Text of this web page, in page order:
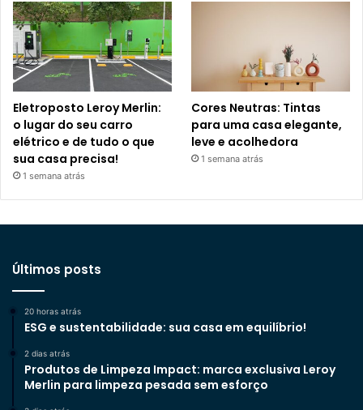
Eletroposto Leroy Merlin:
o lugar do seu carro
elétrico e de tudo o que
sua casa precisa!
1 semana atrás
Cores Neutras: Tintas
para uma casa elegante,
leve e acolhedora
1 semana atrás
Últimos posts
20 horas atrás
ESG e sustentabilidade: sua casa em equilíbrio!
2 dias atrás
Produtos de Limpeza Impact: marca exclusiva Leroy
Merlin para limpeza pesada sem esforço